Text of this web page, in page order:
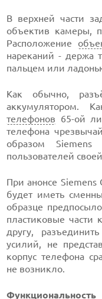
В верхней части
объектив камеры,
Расположение
нареканий - держа
пальцем или
Как обычно,
аккумулятором.
телефонов 65-ой
телефона
образом Siemens
пользователей
При анонсе
будет иметь
образце
пластиковые части
другу,
усилий, не
корпус телефона
не возникло.
Функциональность